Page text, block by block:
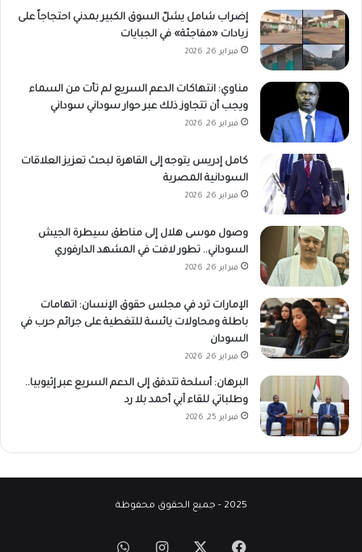
إضراب شامل يشلّ السوق الكبير بمدني احتجاجاً على
زيادات «مفاجئة» في الجبايات
فبراير 26, 2026
مناوي: انتهاكات الدعم السريع لم تأت من السماء
ويجب أن تتجاوز ذلك عبر حوار سوداني سوداني
فبراير 26, 2026
كامل إدريس يتوجه إلى القاهرة لبحث تعزيز العلاقات
السودانية المصرية
فبراير 26, 2026
وصول موسى هلال إلى مناطق سيطرة الجيش
السوداني.. تطور لافت في المشهد الدارفوري
فبراير 26, 2026
الإمارات ترد في مجلس حقوق الإنسان: اتهامات
باطلة ومحاولات يائسة للتغطية على جرائم حرب في
السودان
فبراير 26, 2026
البرهان: أسلحة تتدفق إلى الدعم السريع عبر إثيوبيا..
وطلباتي للقاء آبي أحمد بلا رد
فبراير 25, 2026
2025 - جميع الحقوق محفوظة
فيسبوك انستقرامواتساب